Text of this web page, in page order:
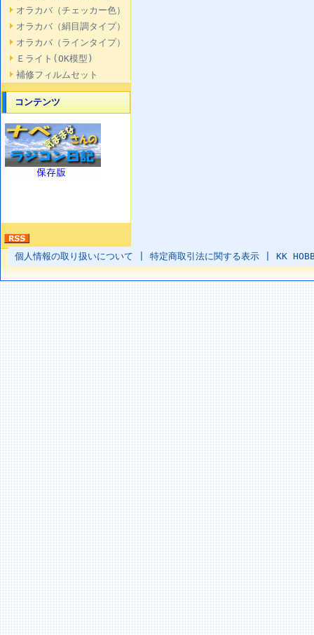
オラカバ（チェッカー色）
オラカバ（絹目調タイプ）
オラカバ（ラインタイプ）
Ｅライト(OK模型)
補修フィルムセット
コンテンツ
個人情報の取り扱いについて 特定商取引法に関する表示 KK